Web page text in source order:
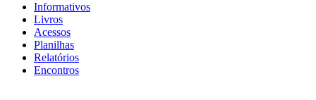
Informativos
Livros
Acessos
Planilhas
Relatórios
Encontros